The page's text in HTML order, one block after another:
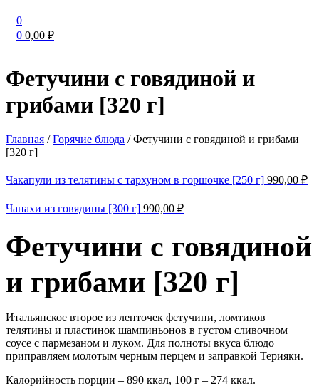
0
0 0,00 ₽
Фетучини с говядиной и
грибами [320 г]
Главная /Горячие блюда /Фетучини с говядиной и грибами
[320 г]
Чакапули из телятины с тархуном в горшочке [250 г] 990,00 ₽
Чанахи из говядины [300 г] 990,00 ₽
Фетучини с говядиной
и грибами [320 г]
Итальянское второе из ленточек фетучини, ломтиков
телятины и пластинок шампиньонов в густом сливочном
соусе с пармезаном и луком. Для полноты вкуса блюдо
приправляем молотым черным перцем и заправкой Терияки.
Калорийность порции – 890 ккал, 100 г – 274 ккал.